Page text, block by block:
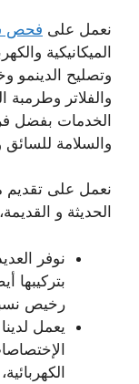
نعمل على فحص
الميكانيكية
وتصليح الدينمو
والفلاتر وطرمبة
الخدمات بفضل
والسلامة للسائق
نعمل على تقديم
الحديثة و
نوفر
بتركيبها
رخيص
يعمل